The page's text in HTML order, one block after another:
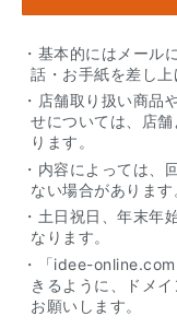
・基本的にはメール
話・お手紙を差し上
・店舗取り扱い商品
せについては、店
ります。
・内容によっては、
ない場合があります
・土日祝日、年末年
なります。
・「idee-
きるように、ドメ
お願いします。